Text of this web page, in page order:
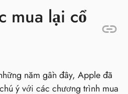
mua lại cổ
năm gần đây, Apple đã
ý với các chương trình mua